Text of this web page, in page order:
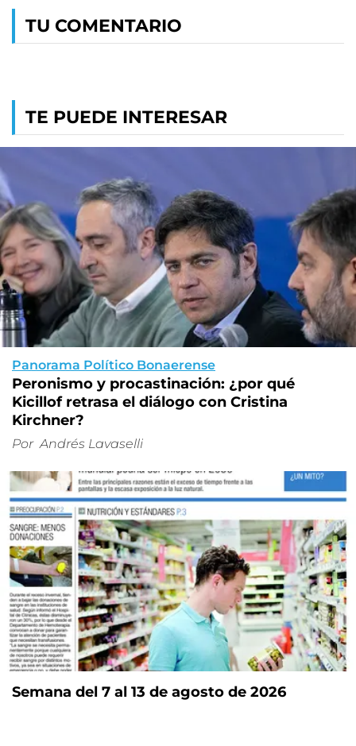
TU COMENTARIO
TE PUEDE INTERESAR
Panorama Político Bonaerense
Peronismo y procastinación: ¿por qué
Kicillof retrasa el diálogo con Cristina
Kirchner?
Por Andrés Lavaselli
Semana del 7 al 13 de agosto de 2026